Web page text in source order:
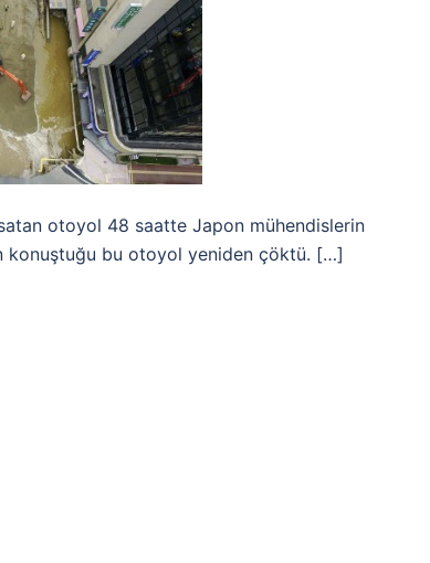
otoyol 48 saatte Japon mühendislerin
konuştuğu bu otoyol yeniden çöktü. […]